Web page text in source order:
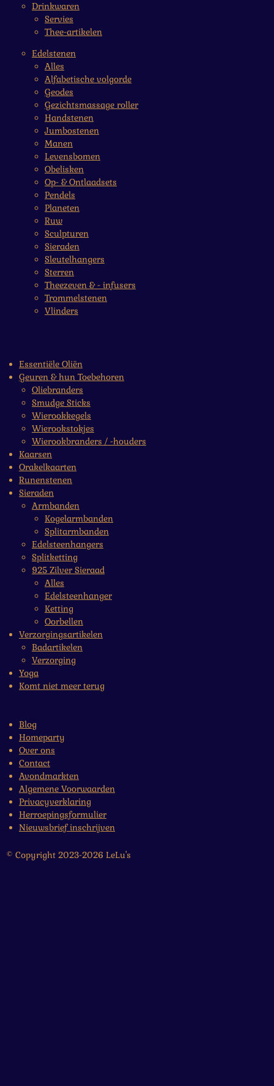
Drinkwaren
Servies
Thee-artikelen
Edelstenen
Alles
Alfabetische volgorde
Geodes
Gezichtsmassage roller
Handstenen
Jumbostenen
Manen
Levensbomen
Obelisken
Op- & Ontlaadsets
Pendels
Planeten
Ruw
Sculpturen
Sieraden
Sleutelhangers
Sterren
Theezeven & - infusers
Trommelstenen
Vlinders
Essentiële Oliën
Geuren & hun Toebehoren
Oliebranders
Smudge Sticks
Wierookkegels
Wierookstokjes
Wierookbranders / -houders
Kaarsen
Orakelkaarten
Runenstenen
Sieraden
Armbanden
Kogelarmbanden
Splitarmbanden
Edelsteenhangers
Splitketting
925 Zilver Sieraad
Alles
Edelsteenhanger
Ketting
Oorbellen
Verzorgingsartikelen
Badartikelen
Verzorging
Yoga
Komt niet meer terug
Blog
Homeparty
Over ons
Contact
Avondmarkten
Algemene Voorwaarden
Privacyverklaring
Herroepingsformulier
Nieuwsbrief inschrijven
© Copyright 2023-2026 LeLu's